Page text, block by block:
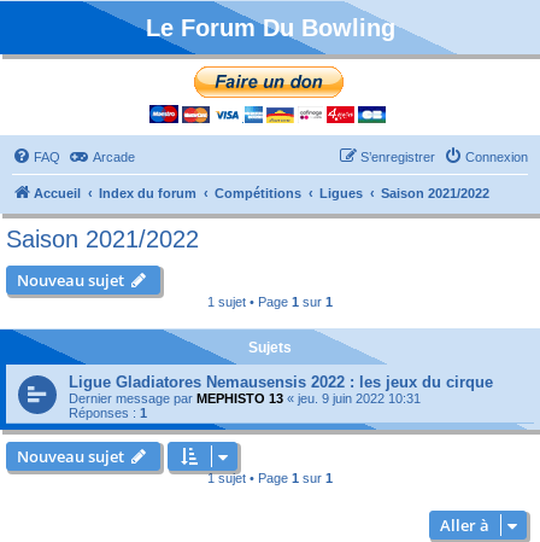
Le Forum Du Bowling
FAQ Arcade Connexion
S’enregistrer
Accueil Index du forum Compétitions Ligues Saison 2021/2022
Saison 2021/2022
Nouveau sujet
1 sujet • Page 1 sur 1
Sujets
Ligue Gladiatores Nemausensis 2022 : les jeux du cirque
Dernier message par MEPHISTO 13 « jeu. 9 juin 2022 10:31
Réponses : 1
Nouveau sujet
1 sujet • Page 1 sur 1
Aller à